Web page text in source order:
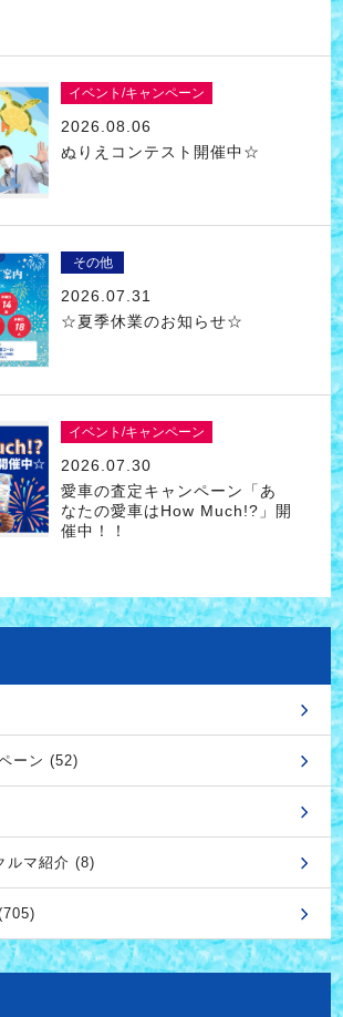
イベント/キャンペーン
2026.08.06
ぬりえコンテスト開催中☆
その他
2026.07.31
☆夏季休業のお知らせ☆
イベント/キャンペーン
2026.07.30
愛車の査定キャンペーン「あ
なたの愛車はHow Much!?」開
催中！！
ーン (52)
ルマ紹介 (8)